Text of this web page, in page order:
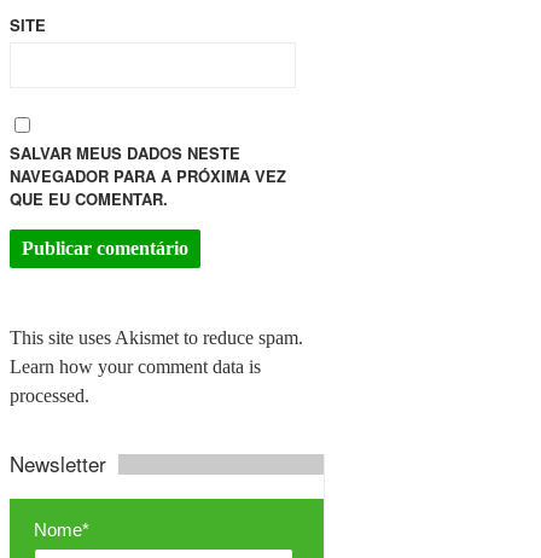
SITE
SALVAR MEUS DADOS NESTE
NAVEGADOR PARA A PRÓXIMA VEZ
QUE EU COMENTAR.
This site uses Akismet to reduce spam.
Learn how your comment data is
processed.
Newsletter
Nome*